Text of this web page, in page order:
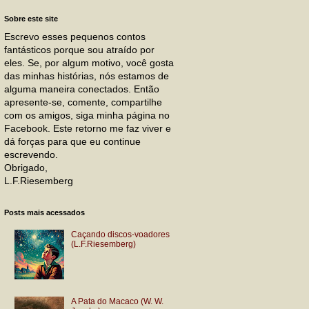
Sobre este site
Escrevo esses pequenos contos
fantásticos porque sou atraído por
eles. Se, por algum motivo, você gosta
das minhas histórias, nós estamos de
alguma maneira conectados. Então
apresente-se, comente, compartilhe
com os amigos, siga minha página no
Facebook. Este retorno me faz viver e
dá forças para que eu continue
escrevendo.
Obrigado,
L.F.Riesemberg
Posts mais acessados
Caçando discos-voadores
(L.F.Riesemberg)
A Pata do Macaco (W. W.